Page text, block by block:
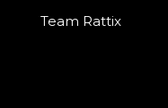
Team Rattix